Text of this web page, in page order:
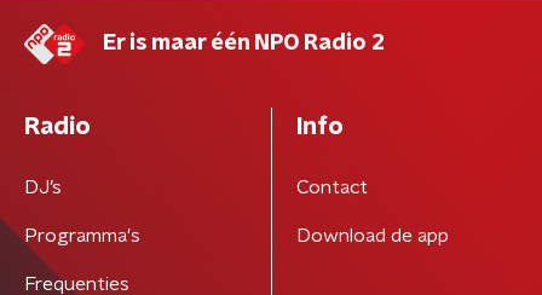
Er is maar één NPO Radio 2
Radio
DJ’s
Programma's
Frequenties
Info
Contact
Download de app